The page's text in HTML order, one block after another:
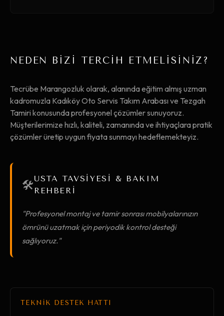
NEDEN BİZİ TERCİH ETMELİSİNİZ?
Tecrübe Marangozluk olarak, alanında eğitim almış uzman
kadromuzla Kadıköy Oto Servis Takım Arabası ve Tezgah
Tamiri konusunda profesyonel çözümler sunuyoruz.
Müşterilerimize hızlı, kaliteli, zamanında ve ihtiyaçlara pratik
çözümler üretip uygun fiyata sunmayı hedeflemekteyiz.
🛠️USTA TAVSİYESİ & BAKIM
REHBERİ
"Profesyonel montaj ve tamir sonrası mobilyalarınızın
ömrünü uzatmak için periyodik kontrol desteği
sağlıyoruz."
TEKNİK DESTEK HATTI